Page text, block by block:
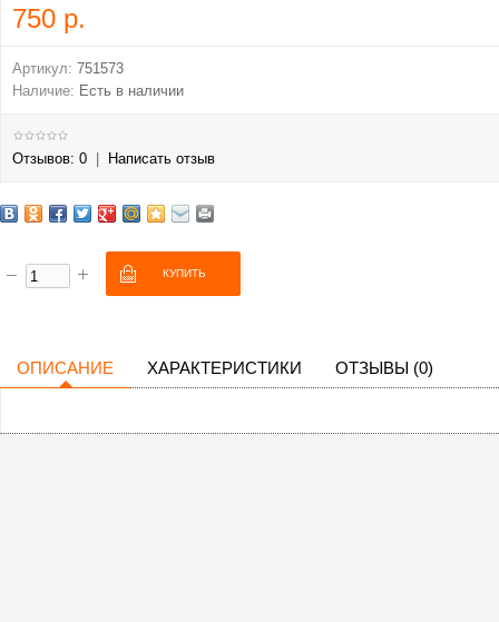
750 р.
Артикул: 751573
Наличие: Есть в наличии
Отзывов: 0 Написать отзыв
ОПИСАНИЕ ХАРАКТЕРИСТИКИ ОТЗЫВЫ (0)